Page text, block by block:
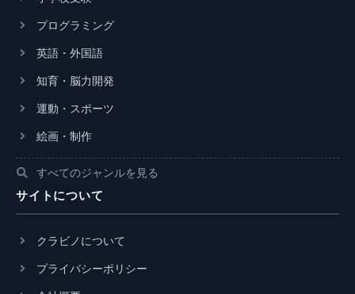
プログラミング
英語・外国語
知育・脳力開発
運動・スポーツ
絵画・制作
すべてのジャンルを見る
サイトについて
クラビノについて
プライバシーポリシー